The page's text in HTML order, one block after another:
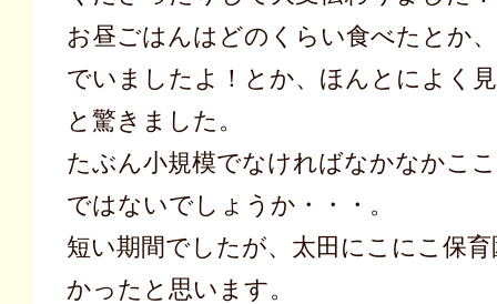
お昼ごはんはどのくらい食べたとか
でいましたよ！とか、ほんとによく
と驚きました。
たぶん小規模でなければなかなかこ
ではないでしょうか・・・。
短い期間でしたが、太田にこにこ保
かったと思います。